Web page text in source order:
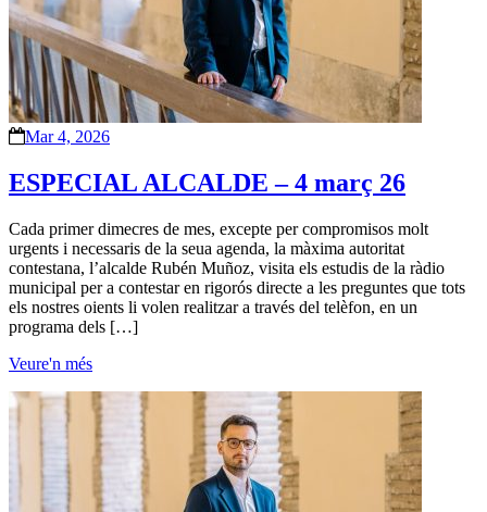
Mar 4, 2026
ESPECIAL ALCALDE – 4 març 26
Cada primer dimecres de mes, excepte per compromisos molt
urgents i necessaris de la seua agenda, la màxima autoritat
contestana, l’alcalde Rubén Muñoz, visita els estudis de la ràdio
municipal per a contestar en rigorós directe a les preguntes que tots
els nostres oients li volen realitzar a través del telèfon, en un
programa dels […]
Veure'n més